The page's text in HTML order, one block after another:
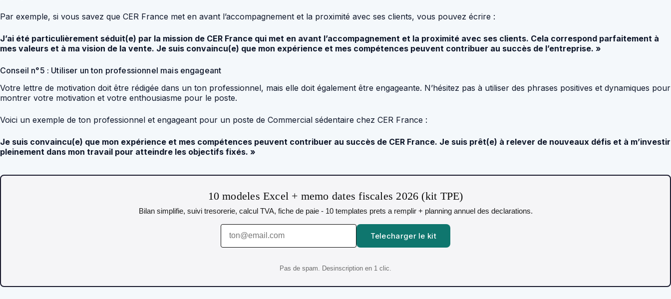
Par exemple, si vous savez que CER France met en avant l’accompagnement et la proximité avec ses clients, vous pouvez écrire :
J’ai été particulièrement séduit(e) par la mission de CER France qui met en avant l’accompagnement et la proximité avec ses clients. Cela correspond parfaitement à
mes valeurs et à ma vision de la vente. Je suis convaincu(e) que mon expérience et mes compétences peuvent contribuer au succès de l’entreprise. »
Conseil n°5 : Utiliser un ton professionnel mais engageant
Votre lettre de motivation doit être rédigée dans un ton professionnel, mais elle doit également être engageante. N’hésitez pas à utiliser des phrases positives et dynamiques pour
montrer votre motivation et votre enthousiasme pour le poste.
Voici un exemple de ton professionnel et engageant pour un poste de Commercial sédentaire chez CER France :
Je suis convaincu(e) que mon expérience et mes compétences peuvent contribuer au succès de CER France. Je suis prêt(e) à relever de nouveaux défis et à m’investir
pleinement dans mon travail pour atteindre les objectifs fixés. »
10 modeles Excel + memo dates fiscales 2026 (kit TPE)
Bilan simplifie, suivi tresorerie, calcul TVA, fiche de paie - 10 templates prets a remplir + planning annuel des declarations.
Telecharger le kit
Pas de spam. Desinscription en 1 clic.